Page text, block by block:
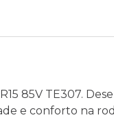
85V TE307.
e conforto na